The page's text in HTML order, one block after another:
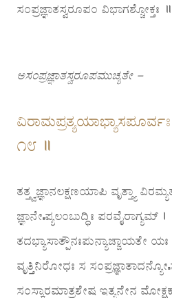
ಸಂಪ್ರಜ್ಞಾತಸ್ವರೂಪಂ ವಿಭಾಗಶ್ಚೋಕ್ತಃ
ಅಸಂಪ್ರಜ್ಞಾತಸ್ವರೂಪಮುಚ್ಯತೇ –
ವಿರಾಮಪ್ರತ್ಯಯಾಭ್ಯಾಸಪೂರ್ವಃ
೧೮ ॥
ತತ್ತ್ವಜ್ಞಾನಲಕ್ಷಣಯಾಪಿ ವೃತ್ತ್ಯಾ
ಜ್ಞಾನೇಽಪ್ಯಲಂಬುದ್ಧಿಃ ಪರವೈರಾಗ್ಯಮ್ ।
ತದಭ್ಯಾಸಾತ್ಪೌನಃಪುನ್ಯಾಜ್ಜಾಯತೇ
ವೃತ್ತಿನಿರೋಧಃ ಸ
ಸಂಸ್ಕಾರಮಾತ್ರಶೇಷ ಇತ್ಯನೇನ